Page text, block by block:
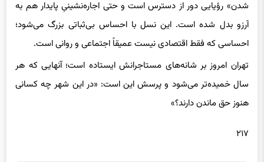
آرزو بدل شده است. این نسل با احساس بی‌ثباتی بزرگ می‌شود؛
احساسی که فقط اقتصادی نیست عمیقاً اجتماعی و روانی است.
تهران امروز بر شانه‌های مستاجرانش ایستاده است؛ آنهایی که هر
سال خمیده‌تر می‌شود و پرسش این است: «در این شهر چه کسانی
هنوز حق ماندن دارند؟»